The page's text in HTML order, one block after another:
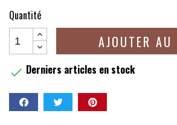
Quantité
AJOUTER AU
 Derniers articles en stock
Partager